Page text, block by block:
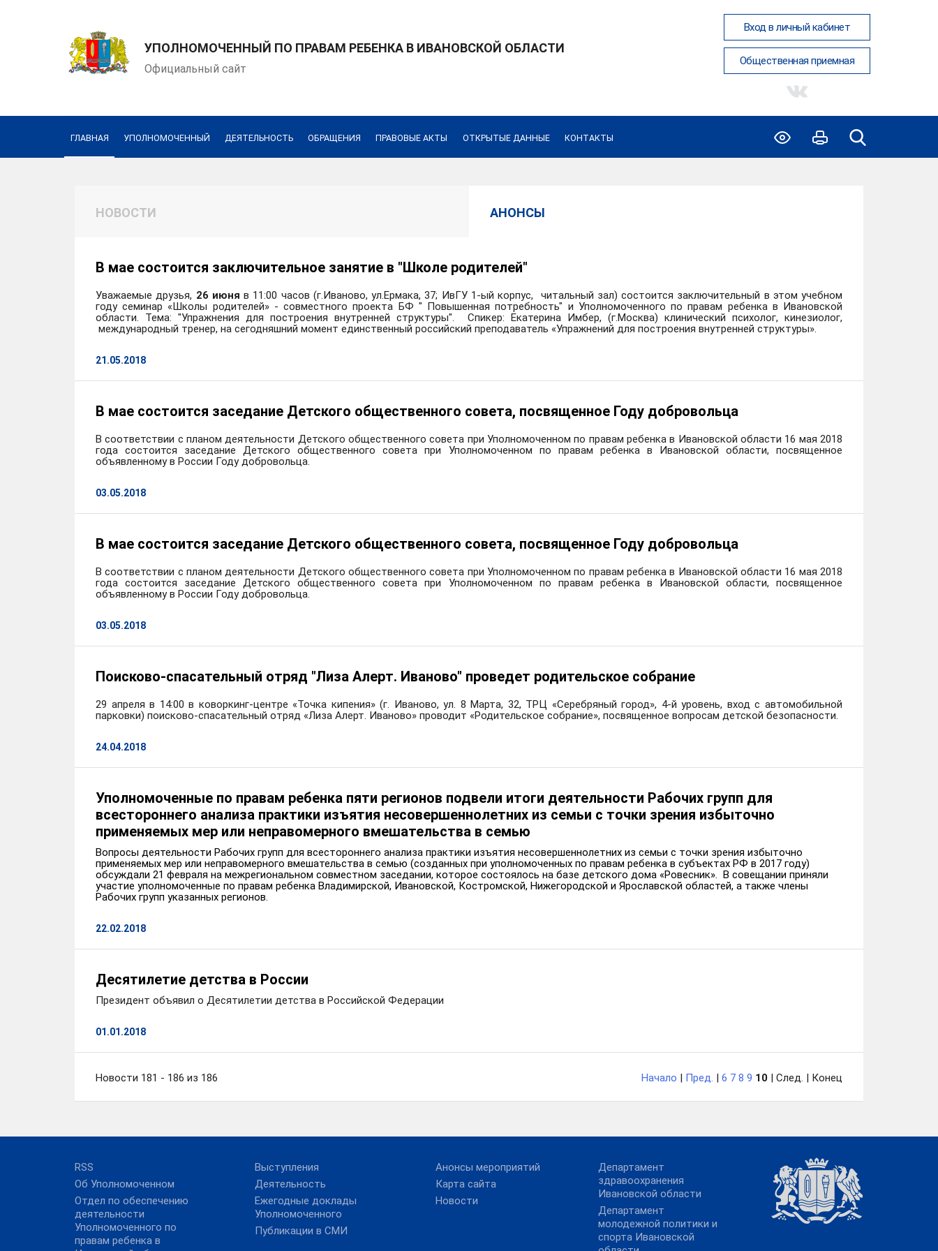
УПОЛНОМОЧЕННЫЙ ПО ПРАВАМ РЕБЕНКА В ИВАНОВСКОЙ ОБЛАСТИ
Официальный сайт
Вход в личный кабинет
Общественная приемная
ГЛАВНАЯ УПОЛНОМОЧЕННЫЙ ДЕЯТЕЛЬНОСТЬ ОБРАЩЕНИЯ ПРАВОВЫЕ АКТЫ ОТКРЫТЫЕ ДАННЫЕ КОНТАКТЫ
НОВОСТИ АНОНСЫ
В мае состоится заключительное занятие в "Школе родителей"
Уважаемые друзья, 26 июня в 11:00 часов (г.Иваново, ул.Ермака, 37; ИвГУ 1-ый корпус, читальный зал) состоится заключительный в этом учебном
году семинар «Школы родителей» - совместного проекта БФ " Повышенная потребность" и Уполномоченного по правам ребенка в Ивановской
области. Тема: "Упражнения для построения внутренней структуры". Спикер: Екатерина Имбер, (г.Москва) клинический психолог, кинезиолог,
международный тренер, на сегодняшний момент единственный российский преподаватель «Упражнений для построения внутренней структуры».
21.05.2018
В мае состоится заседание Детского общественного совета, посвященное Году добровольца
В соответствии с планом деятельности Детского общественного совета при Уполномоченном по правам ребенка в Ивановской области 16 мая 2018
года состоится заседание Детского общественного совета при Уполномоченном по правам ребенка в Ивановской области, посвященное
объявленному в России Году добровольца.
03.05.2018
В мае состоится заседание Детского общественного совета, посвященное Году добровольца
В соответствии с планом деятельности Детского общественного совета при Уполномоченном по правам ребенка в Ивановской области 16 мая 2018
года состоится заседание Детского общественного совета при Уполномоченном по правам ребенка в Ивановской области, посвященное
объявленному в России Году добровольца.
03.05.2018
Поисково-спасательный отряд "Лиза Алерт. Иваново" проведет родительское собрание
29 апреля в 14:00 в коворкинг-центре «Точка кипения» (г. Иваново, ул. 8 Марта, 32, ТРЦ «Серебряный город», 4-й уровень, вход с автомобильной
парковки) поисково-спасательный отряд «Лиза Алерт. Иваново» проводит «Родительское собрание», посвященное вопросам детской безопасности.
24.04.2018
Уполномоченные по правам ребенка пяти регионов подвели итоги деятельности Рабочих групп для
всестороннего анализа практики изъятия несовершеннолетних из семьи с точки зрения избыточно
применяемых мер или неправомерного вмешательства в семью
Вопросы деятельности Рабочих групп для всестороннего анализа практики изъятия несовершеннолетних из семьи с точки зрения избыточно
применяемых мер или неправомерного вмешательства в семью (созданных при уполномоченных по правам ребенка в субъектах РФ в 2017 году)
обсуждали 21 февраля на межрегиональном совместном заседании, которое состоялось на базе детского дома «Ровесник». В совещании приняли
участие уполномоченные по правам ребенка Владимирской, Ивановской, Костромской, Нижегородской и Ярославской областей, а также члены
Рабочих групп указанных регионов.
22.02.2018
Десятилетие детства в России
Президент объявил о Десятилетии детства в Российской Федерации
01.01.2018
Новости 181 - 186 из 186 Начало | Пред. | 6 7 8 9 10 | След. | Конец
RSS
Об Уполномоченном
Отдел по обеспечению
деятельности
Уполномоченного по
правам ребенка в
Выступления
Деятельность
Ежегодные доклады
Уполномоченного
Публикации в СМИ
Анонсы мероприятий
Карта сайта
Новости
Департамент
здравоохранения
Ивановской области
Департамент
молодежной политики и
спорта Ивановской